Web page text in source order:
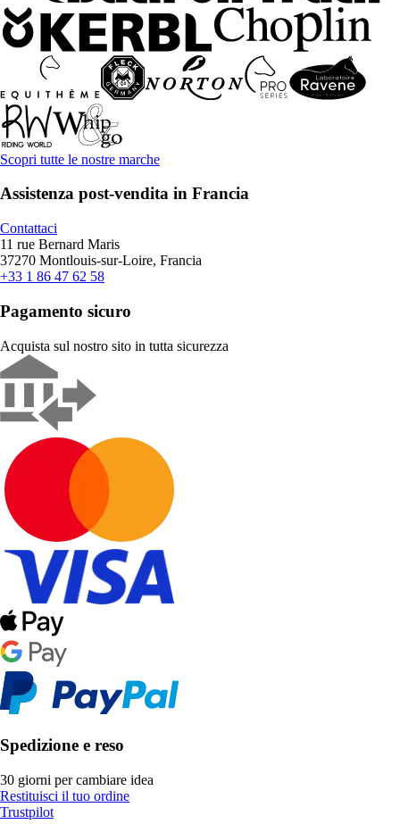
Scopri tutte le nostre marche
Assistenza post-vendita in Francia
Contattaci
11 rue Bernard Maris
37270 Montlouis-sur-Loire, Francia
+33 1 86 47 62 58
Pagamento sicuro
Acquista sul nostro sito in tutta sicurezza
Spedizione e reso
30 giorni per cambiare idea
Restituisci il tuo ordine
Trustpilot